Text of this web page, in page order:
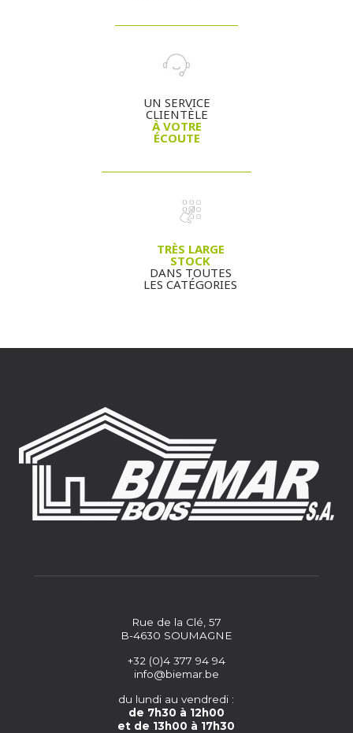
UN SERVICE
CLIENTÈLE
À VOTRE
ÉCOUTE
TRÈS LARGE
STOCK
DANS TOUTES
LES CATÉGORIES
Rue de la Clé, 57
B-4630 SOUMAGNE
+32 (0)4 377 94 94
info@biemar.be
du lundi au vendredi :
de 7h30 à 12h00
et de 13h00 à 17h30